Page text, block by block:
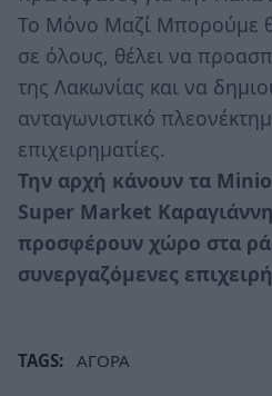
Το Μόνο Μαζί Μπορούμε
σε όλους, θέλει να
της Λακωνίας και να
ανταγωνιστικό
επιχειρηματίες.
Την αρχή κάνουν τα
Super Market
προσφέρουν χώρο στα
συνεργαζόμενες
TAGS: ΑΓΟΡΑ